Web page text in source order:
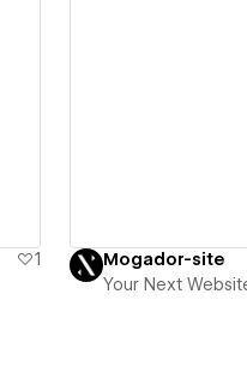
1
Mogador-site
Your Next